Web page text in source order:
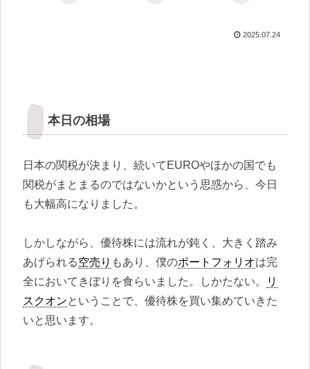
2025.07.24
本日の相場
日本の関税が決まり、続いてEUROやほかの国でも
関税がまとまるのではないかという思惑から、今日
も大幅高になりました。
しかしながら、優待株には流れが鈍く、大きく踏み
あげられる空売り もあり、僕のポートフォリオは完
全においてきぼりを食らいました。しかたない。
リ
スクオンということで、優待株を買い集めていきた
いと思います。